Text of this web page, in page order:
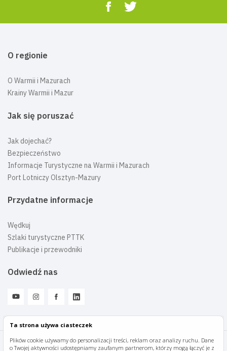
Ta strona używa ciasteczek
Plików cookie używamy do personalizacji treści, reklam oraz analizy ruchu. Dane
o Twojej aktywności udostępniamy zaufanym partnerom, którzy mogą łączyć je z
O regionie
O Warmii i Mazurach
Krainy Warmii i Mazur
Jak się poruszać
Jak dojechać?
Bezpieczeństwo
Informacje Turystyczne na Warmii i Mazurach
Port Lotniczy Olsztyn-Mazury
Przydatne informacje
Wędkuj
Szlaki turystyczne PTTK
Publikacje i przewodniki
Odwiedź nas